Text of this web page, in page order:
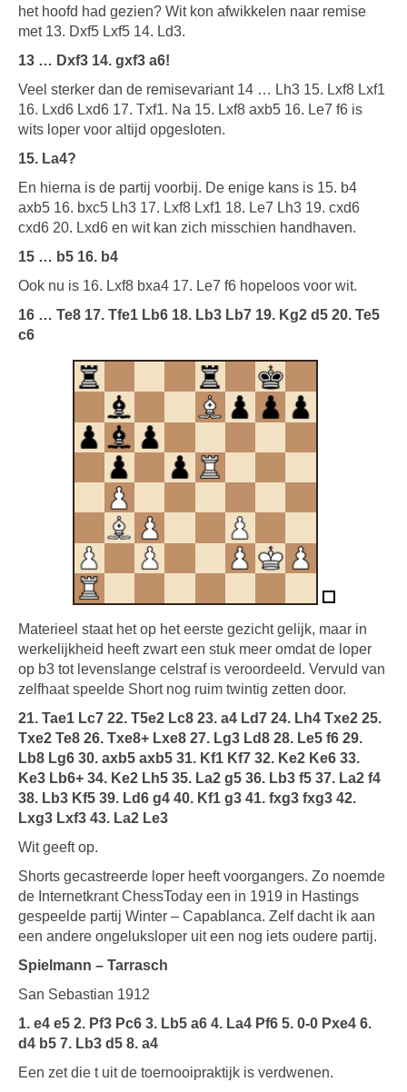
het hoofd had gezien? Wit kon afwikkelen naar remise
met 13. Dxf5 Lxf5 14. Ld3.
13 … Dxf3 14. gxf3 a6!
Veel sterker dan de remisevariant 14 … Lh3 15. Lxf8 Lxf1
16. Lxd6 Lxd6 17. Txf1. Na 15. Lxf8 axb5 16. Le7 f6 is
wits loper voor altijd opgesloten.
15. La4?
En hierna is de partij voorbij. De enige kans is 15. b4
axb5 16. bxc5 Lh3 17. Lxf8 Lxf1 18. Le7 Lh3 19. cxd6
cxd6 20. Lxd6 en wit kan zich misschien handhaven.
15 … b5 16. b4
Ook nu is 16. Lxf8 bxa4 17. Le7 f6 hopeloos voor wit.
16 … Te8 17. Tfe1 Lb6 18. Lb3 Lb7 19. Kg2 d5 20. Te5
c6
Materieel staat het op het eerste gezicht gelijk, maar in
werkelijkheid heeft zwart een stuk meer omdat de loper
op b3 tot levenslange celstraf is veroordeeld. Vervuld van
zelfhaat speelde Short nog ruim twintig zetten door.
21. Tae1 Lc7 22. T5e2 Lc8 23. a4 Ld7 24. Lh4 Txe2 25.
Txe2 Te8 26. Txe8+ Lxe8 27. Lg3 Ld8 28. Le5 f6 29.
Lb8 Lg6 30. axb5 axb5 31. Kf1 Kf7 32. Ke2 Ke6 33.
Ke3 Lb6+ 34. Ke2 Lh5 35. La2 g5 36. Lb3 f5 37. La2 f4
38. Lb3 Kf5 39. Ld6 g4 40. Kf1 g3 41. fxg3 fxg3 42.
Lxg3 Lxf3 43. La2 Le3
Wit geeft op.
Shorts gecastreerde loper heeft voorgangers. Zo noemde
de Internetkrant ChessToday een in 1919 in Hastings
gespeelde partij Winter – Capablanca. Zelf dacht ik aan
een andere ongeluksloper uit een nog iets oudere partij.
Spielmann – Tarrasch
San Sebastian 1912
1. e4 e5 2. Pf3 Pc6 3. Lb5 a6 4. La4 Pf6 5. 0-0 Pxe4 6.
d4 b5 7. Lb3 d5 8. a4
Een zet die t uit de toernooipraktijk is verdwenen.